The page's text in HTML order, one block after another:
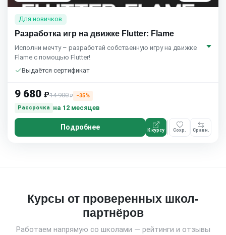
Для новичков
Разработка игр на движке Flutter: Flame
Исполни мечту – разработай собственную игру на движке
Flame с помощью Flutter!
Выдаётся сертификат
9 680 ₽14 900₽
−35%
Рассрочка
на 12 месяцев
Подробнее К курсу Сохр. Сравн.
Курсы от проверенных школ-
партнёров
Работаем напрямую со школами — рейтинги и отзывы